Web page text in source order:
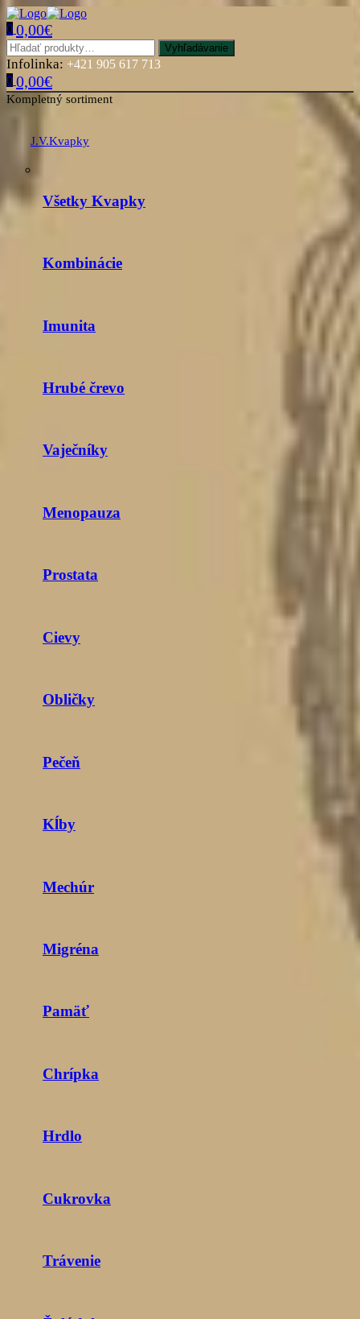
0 0,00€
Menu
Hľadať: Vyhľadávanie
Infolinka: +421 905 617 713
0 0,00€
Kompletný sortiment
J.V.Kvapky
Všetky Kvapky
Kombinácie
Imunita
Hrubé črevo
Vaječníky
Menopauza
Prostata
Cievy
Obličky
Pečeň
Kĺby
Mechúr
Migréna
Pamäť
Chrípka
Hrdlo
Cukrovka
Trávenie